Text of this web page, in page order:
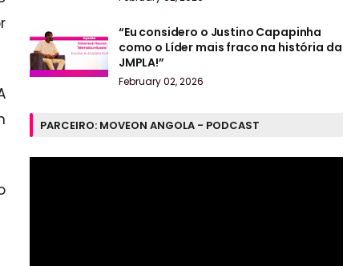
“Eu considero o Justino Capapinha
como o Líder mais fraco na história da
JMPLA!”
February 02, 2026
PARCEIRO: MOVEON ANGOLA - PODCAST